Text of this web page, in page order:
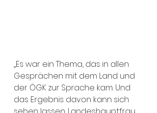
„Es war ein Thema, das in allen
Gesprächen mit dem Land und
der ÖGK zur Sprache kam. Und
das Ergebnis davon kann sich